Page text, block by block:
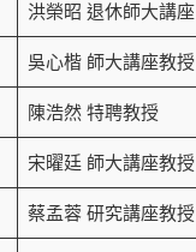
洪榮昭 退休師大講座
吳心楷 師大講座教授
陳浩然 特聘教授
宋曜廷 師大講座教授
蔡孟蓉 研究講座教授